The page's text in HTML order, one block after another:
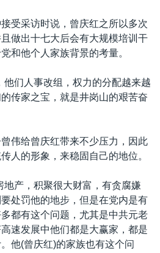
受采访时说，曾庆红之所以多次
做出十七大后会有大规模培训干
和他个人家族背景的考量。
他们人事改组，权力的分配越来越
传家之宝，就是井岗山的艰苦奋
伟给曾庆红带来不少压力，因此
人的形象，来稳固自己的地位。
地产，积聚很大财富，有贪腐嫌
处罚他的地步，但是在党内是有
都有这个问题，尤其是中共元老
速发展中他们都是大赢家，都是
他(曾庆红)的家族也有这个问